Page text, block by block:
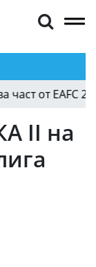
от EAFC 27?
II на